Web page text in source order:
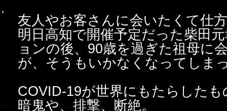
友人やお客さんに会いたくて仕
明日高知で開催予定だった柴田
ョンの後、90歳を過ぎた祖母に
が、そうもいかなくなってしま
COVID-19が世界にもたらした
暗鬼や、排撃、断絶。